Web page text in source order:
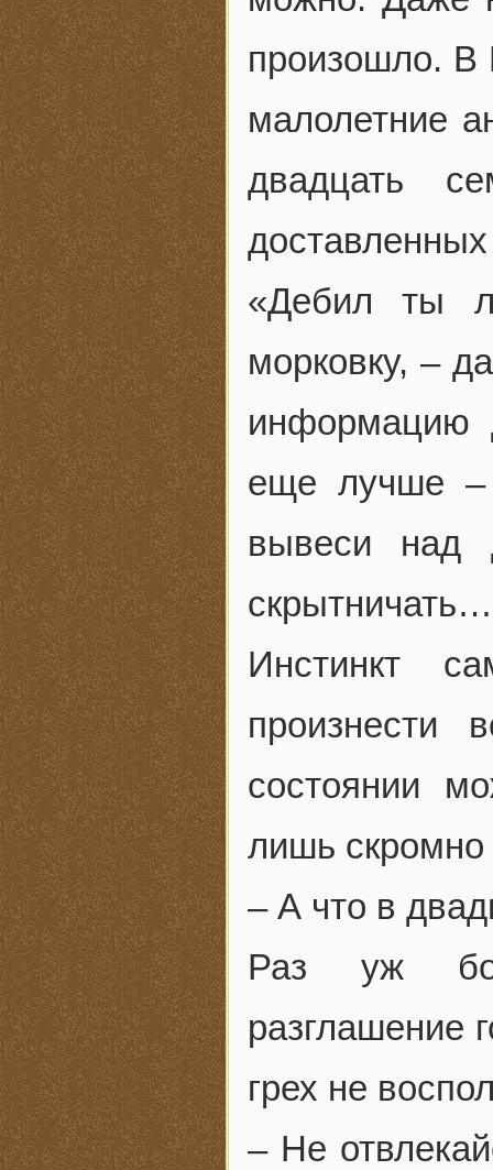
произошло. В
малолетние
двадцать
«Дебил ты
морковку, –
информацию
еще лучше –
вывеси над
Инстинкт
произнести
состоянии
лишь скромно
– А что в
Раз уж
разглашение
грех не
– Не